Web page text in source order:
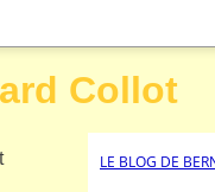
Collot
LE BLOG DE